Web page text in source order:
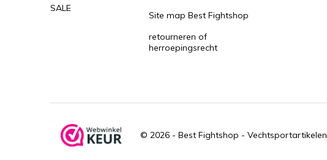
SALE
Site map Best Fightshop
retourneren of
herroepingsrecht
© 2026 - Best Fightshop - Vechtsportartikelen